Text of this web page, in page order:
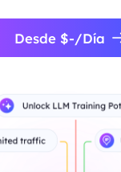
Desde $-/Día